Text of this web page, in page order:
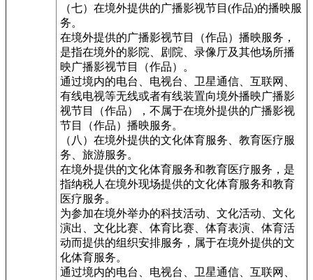
（七）在境外提供的广播影视节目(作品)的播映服
务。
在境外提供的广播影视节目（作品）播映服务，
是指在境外的影院、剧院、录像厅及其他场所播
映广播影视节目（作品）。
通过境内的电台、电视台、卫星通信、互联网、
有线电视等无线或者有线装置向境外播映广播影
视节目（作品），不属于在境外提供的广播影视
节目（作品）播映服务。
（八）在境外提供的文化体育服务、教育医疗服
务、旅游服务。
在境外提供的文化体育服务和教育医疗服务，是
指纳税人在境外现场提供的文化体育服务和教育
医疗服务。
为参加在境外举办的科技活动、文化活动、文化
演出、文化比赛、体育比赛、体育表演、体育活
动而提供的组织安排服务，属于在境外提供的文
化体育服务。
通过境内的电台、电视台、卫星通信、互联网、